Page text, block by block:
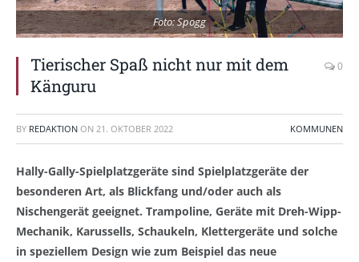
Foto: Spogg
Tierischer Spaß nicht nur mit dem
Känguru
0
BY REDAKTION ON 21. OKTOBER 2022 KOMMUNEN
Hally-Gally-Spielplatzgeräte sind Spielplatzgeräte der
besonderen Art, als Blickfang und/oder auch als
Nischengerät geeignet. Trampoline, Geräte mit Dreh-Wipp-
Mechanik, Karussells, Schaukeln, Klettergeräte und solche
in speziellem Design wie zum Beispiel das neue